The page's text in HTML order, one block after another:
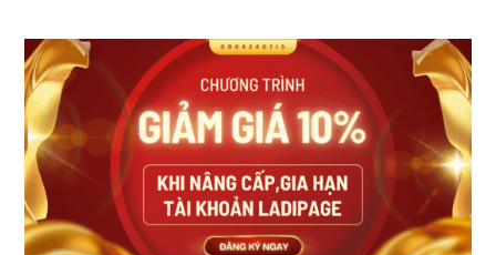
Các
tùy
chọn
có
thể
được
chọn
trên
Sidebar
chính